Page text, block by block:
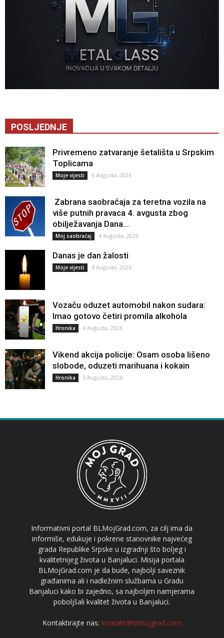
POSLJEDNJE
Privremeno zatvaranje šetališta u Srpskim
Toplicama
Moje vijesti 6 Avgusta, 2026
Zabrana saobraćaja za teretna vozila na
više putnih pravaca 4. avgusta zbog
obilježavanja Dana...
Moj saobraćaj 4 Avgusta, 2026
Danas je dan žalosti
Moje vijesti 4 Avgusta, 2026
Vozaču oduzet automobil nakon sudara:
Imao gotovo četiri promila alkohola
Hronika 4 Avgusta, 2026
Vikend akcija policije: Osam osoba lišeno
slobode, oduzeti marihuana i kokain
Hronika 3 Avgusta, 2026
Informativni portal BLMojGrad.com, za cilj ima da
informiše, edukuje i pokrene stanovnike najvećeg
grada Republike Srpske u izgradnji što boljeg i
kvalitetnijeg života u Banjaluci. Misija portala
BLMojGrad.com je da bude, najbolji saveznik
građanima ali i nadležnim službama u Gradu
Banjaluci kako bi zajedno, sa najboljim namjerama
poboljšali kvalitet života u Banjaluci.
Kontaktirajte nas: kontakt@blmojgrad.com